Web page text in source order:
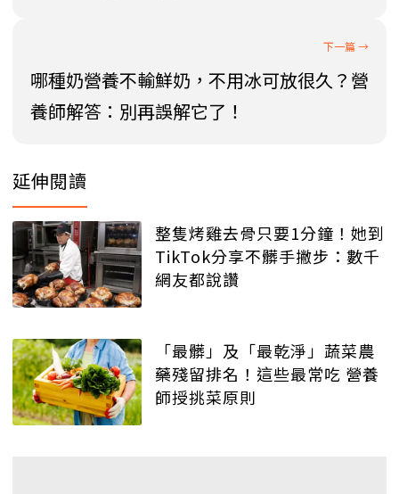
哪種奶營養不輸鮮奶，不用冰可放很久？營
養師解答：別再誤解它了！
延伸閱讀
整隻烤雞去骨只要1分鐘！她到
TikTok分享不髒手撇步：數千
網友都說讚
「最髒」及「最乾淨」蔬菜農
藥殘留排名！這些最常吃 營養
師授挑菜原則